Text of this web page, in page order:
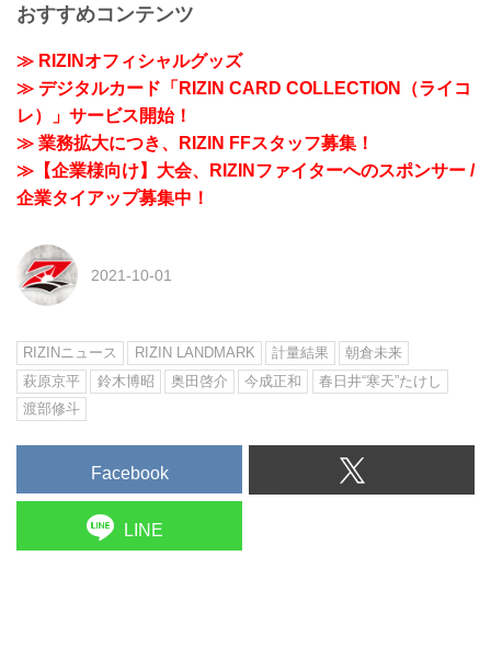
おすすめコンテンツ
≫ RIZINオフィシャルグッズ
≫ デジタルカード「RIZIN CARD COLLECTION（ライコ
レ）」サービス開始！
≫ 業務拡大につき、RIZIN FFスタッフ募集！
≫【企業様向け】大会、RIZINファイターへのスポンサー /
企業タイアップ募集中！
2021-10-01
RIZINニュース RIZIN LANDMARK 計量結果
朝倉未来
萩原京平
鈴木博昭 奥田啓介 今成正和
春日井“寒天”たけし
渡部修斗
Facebook
LINE